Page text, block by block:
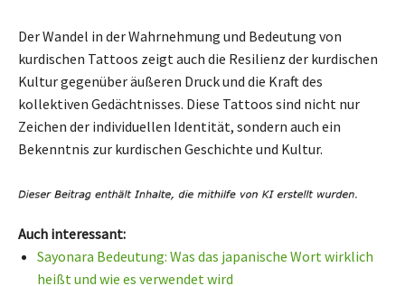
Der Wandel in der Wahrnehmung und Bedeutung von
kurdischen Tattoos zeigt auch die Resilienz der kurdischen
Kultur gegenüber äußeren Druck und die Kraft des
kollektiven Gedächtnisses. Diese Tattoos sind nicht nur
Zeichen der individuellen Identität, sondern auch ein
Bekenntnis zur kurdischen Geschichte und Kultur.
Auch interessant:
Sayonara Bedeutung: Was das japanische Wort wirklich
heißt und wie es verwendet wird